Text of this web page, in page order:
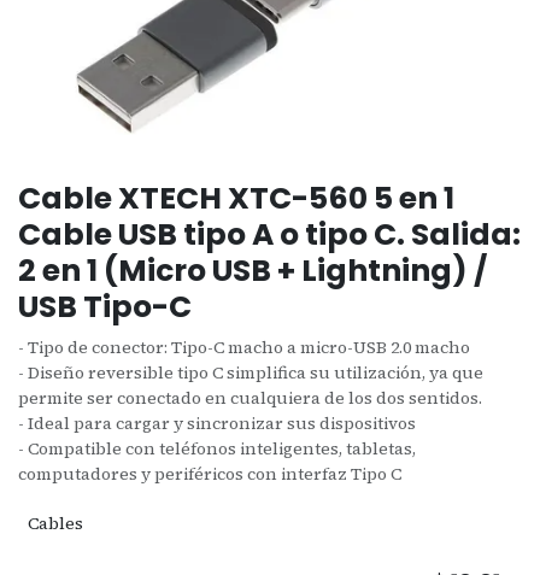
Cable XTECH XTC-560 5 en 1
Cable USB tipo A o tipo C. Salida:
2 en 1 (Micro USB + Lightning) /
USB Tipo-C
- Tipo de conector: Tipo-C macho a micro-USB 2.0 macho
- Diseño reversible tipo C simplifica su utilización, ya que
permite ser conectado en cualquiera de los dos sentidos.
- Ideal para cargar y sincronizar sus dispositivos
- Compatible con teléfonos inteligentes, tabletas,
computadores y periféricos con interfaz Tipo C
Cables